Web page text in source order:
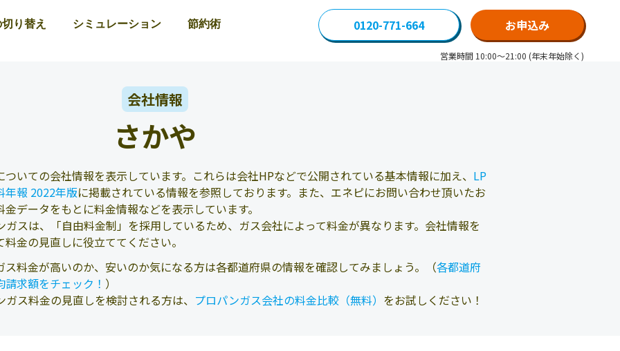
り替え シミュレーション 節約術 0120-771-664 お申込み
営業時間 10:00～21:00 (年末年始除く)
会社情報
さかや
ついての会社情報を表示しています。これらは会社HPなどで公開されている基本情報に加え、 LP
年報 2022年版に掲載されている情報を参照しております。また、エネピにお問い合わせ頂いたお
金データをもとに料金情報などを表示しています。
ガスは、「自由料金制」を採用しているため、ガス会社によって料金が異なります。会社情報を
料金の見直しに役立ててください。
ス料金が高いのか、安いのか気になる方は各都道府県の情報を確認してみましょう。（各都道府
請求額をチェック！ ）
ガス料金の見直しを検討される方は、 プロパンガス会社の料金比較（無料） をお試しください！